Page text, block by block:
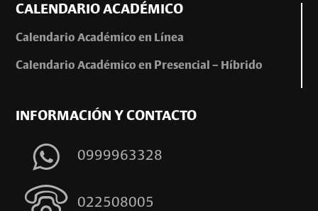
CALENDARIO ACADÉMICO
Calendario Académico en Línea
Calendario Académico en Presencial – Híbrido
INFORMACIÓN Y CONTACTO
0999963328
022508005